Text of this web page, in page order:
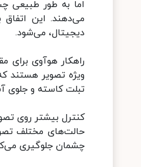
اما به طور طبیعی
می‌دهند. این
دیجیتال، می‌شود.
راهکار هوآوی
ویژه تصویر هستند
تبلت کاسته و
کنترل بیشتر روی
حالت‌های مختلف
چشمان جلوگیری